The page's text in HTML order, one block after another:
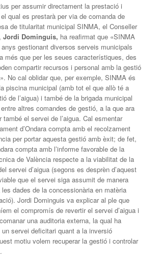
per assumir directament la prestació i
qual es prestarà per via de comanda de
de titularitat municipal SINMA, el Conseller
Jordi Dominguis, ha reafirmat que «SINMA
gestionant diversos serveis municipals
més que per les seues característiques, des
compartir recursos i personal amb la gestió
No cal oblidar que, per exemple, SINMA és
piscina municipal (amb tot el que allò té a
de l’aigua) i també de la brigada municipal
altres comandes de gestió, a la que ara
el servei de l’aigua. Cal esmentar
d’Ondara compta amb el recolzament
per portar aquesta gestió amb èxit; de fet,
compta amb l’informe favorable de la
de València respecte a la viabilitat de la
servei d’aigua (segons es desprèn d’aquest
que el servei siga assumit de manera
dades de la concessionària en matèria
Jordi Dominguis va explicar al ple que
el compromís de revertir el servei d’aigua i
una auditoria externa, la qual ha
servei deficitari quant a la inversió
motiu volem recuperar la gestió i controlar